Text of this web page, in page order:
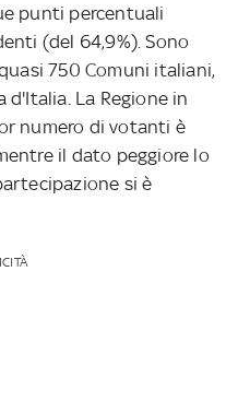
punti percentuali
(del 64,9%). Sono
750 Comuni italiani,
La Regione in
numero di votanti è
il dato peggiore lo
si è